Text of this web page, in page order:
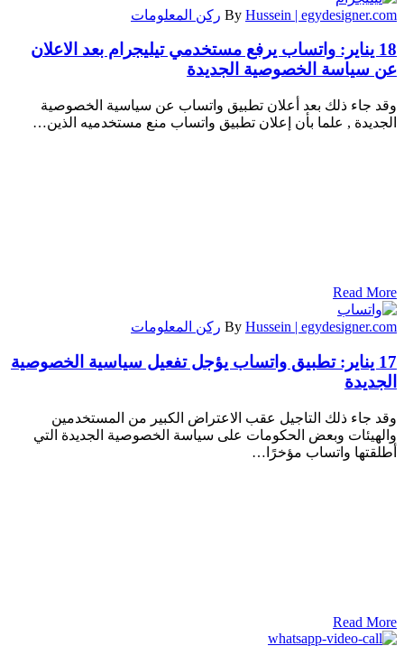
By Hussein | egydesigner.com ركن المعلومات
18 يناير:
واتساب يرفع مستخدمي تيليجرام بعد الاعلان
عن سياسة الخصوصية الجديدة
وقد جاء ذلك بعد أعلان تطبيق واتساب عن سياسية الخصوصية
الجديدة , علما بأن إعلان تطبيق واتساب منع مستخدميه الذين…
Read More
By Hussein | egydesigner.com ركن المعلومات
17 يناير:
تطبيق واتساب يؤجل تفعيل سياسية الخصوصية
الجديدة
وقد جاء ذلك التاجيل عقب الاعتراض الكبير من المستخدمين
والهيئات وبعض الحكومات على سياسة الخصوصية الجديدة التي
أطلقتها واتساب مؤخرًا…
Read More